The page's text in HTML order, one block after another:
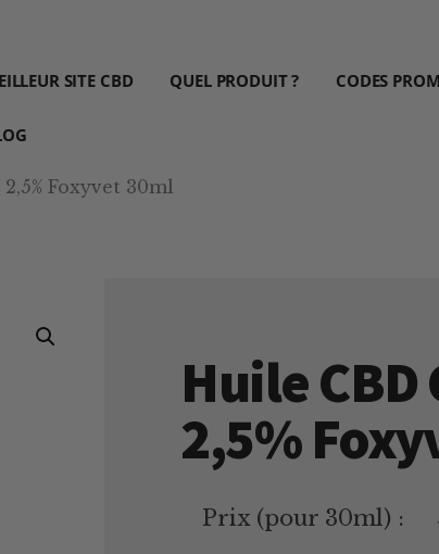
SITE CBD QUEL PRODUIT ? CODES
Foxyvet 30ml
Huile CBD
2,5%
Prix (pour 30ml) :